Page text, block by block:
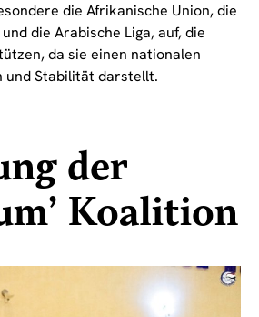
die Afrikanische Union, die
die Arabische Liga, auf, die
da sie einen nationalen
und Stabilität darstellt.
der
Koalition